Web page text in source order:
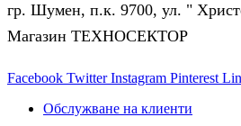
гр. Шумен, п.к. 9700, ул. "
Магазин ТЕХНОСЕКТОР
Facebook Twitter Instagram Pinterest
Обслужване на клиенти